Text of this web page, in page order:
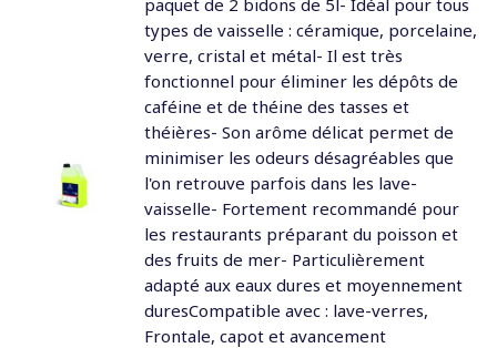
paquet de 2 bidons de 5l- Idéal pour tous
types de vaisselle : céramique, porcelaine,
verre, cristal et métal- Il est très
fonctionnel pour éliminer les dépôts de
caféine et de théine des tasses et
théières- Son arôme délicat permet de
minimiser les odeurs désagréables que
l'on retrouve parfois dans les lave-
vaisselle- Fortement recommandé pour
les restaurants préparant du poisson et
des fruits de mer- Particulièrement
adapté aux eaux dures et moyennement
duresCompatible avec : lave-verres,
Frontale, capot et avancement